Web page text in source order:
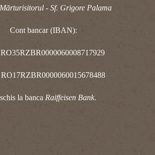
- Sf. Grigore Palama
Cont bancar (IBAN):
la banca Raiffeisen Bank.